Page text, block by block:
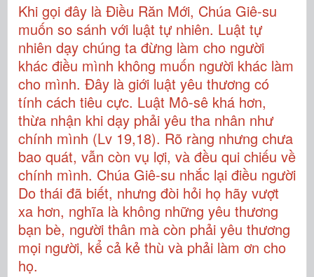
Khi gọi đây là Điều Răn Mới, Chúa Giê-su
muốn so sánh với luật tự nhiên. Luật tự
nhiên dạy chúng ta đừng làm cho người
khác điều mình không muốn người khác làm
cho mình. Đây là giới luật yêu thương có
tính cách tiêu cực. Luật Mô-sê khá hơn,
thừa nhận khi dạy phải yêu tha nhân như
chính mình (Lv 19,18). Rõ ràng nhưng chưa
bao quát, vẫn còn vụ lợi, và đều qui chiếu về
chính mình. Chúa Giê-su nhắc lại điều người
Do thái đã biết, nhưng đòi hỏi họ hãy vượt
xa hơn, nghĩa là không những yêu thương
bạn bè, người thân mà còn phải yêu thương
mọi người, kể cả kẻ thù và phải làm ơn cho
họ.